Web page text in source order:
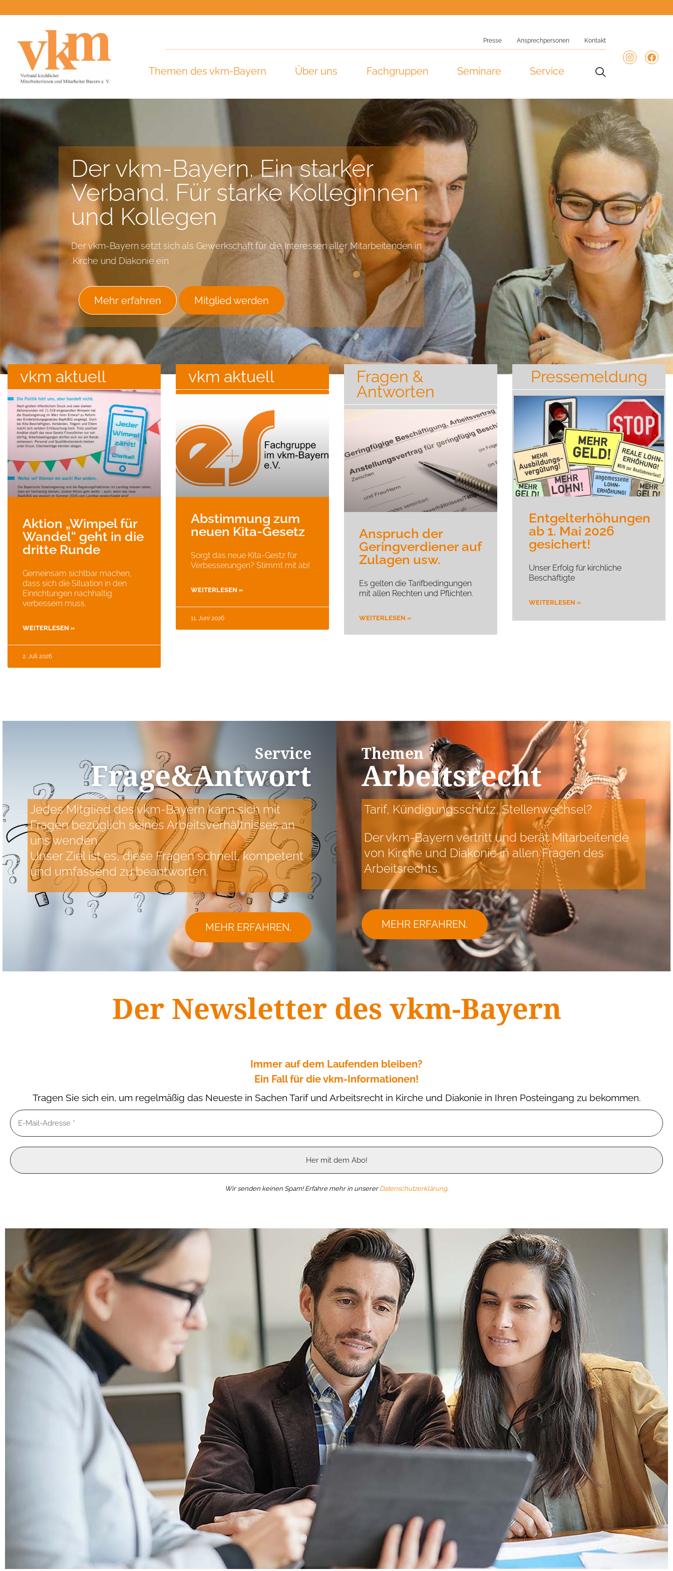
Presse Ansprechpersonen Kontakt
Themen des vkm-Bayern Über uns Fachgruppen Seminare Service
Der vkm-Bayern. Ein starker
Verband. Für starke Kolleginnen
und Kollegen
Der vkm-Bayern setzt sich als Gewerkschaft für die Interessen aller Mitarbeitenden in
Kirche und Diakonie ein.
Mitglied werden
Mehr erfahren
vkm aktuell
Aktion „Wimpel für
Wandel“ geht in die
dritte Runde
Gemeinsam sichtbar machen,
dass sich die Situation in den
Einrichtungen nachhaltig
verbessern muss.
WEITERLESEN »
2. Juli 2026
vkm aktuell
Abstimmung zum
neuen Kita-Gesetz
Sorgt das neue Kita-Gestz für
Verbesserungen? Stimmt mit ab!
WEITERLESEN »
11. Juni 2026
Fragen &
Antworten
Anspruch der
Geringverdiener auf
Zulagen usw.
Es gelten die Tarifbedingungen
mit allen Rechten und Pflichten.
WEITERLESEN »
Pressemeldung
Entgelterhöhungen
ab 1. Mai 2026
gesichert!
Unser Erfolg für kirchliche
Beschäftigte
WEITERLESEN »
Service
Frage&Antwort
Jedes Mitglied des vkm-Bayern kann sich mit
Fragen bezüglich seines Arbeitsverhältnisses an
uns wenden.
Unser Ziel ist es, diese Fragen schnell, kompetent
und umfassend zu beantworten.
MEHR ERFAHREN.
Themen
Arbeitsrecht
Tarif, Kündigungsschutz, Stellenwechsel?
Der vkm-Bayern vertritt und berät Mitarbeitende
von Kirche und Diakonie in allen Fragen des
Arbeitsrechts.
MEHR ERFAHREN.
Der Newsletter des vkm-Bayern
Immer auf dem Laufenden bleiben?
Ein Fall für die vkm-Informationen!
Tragen Sie sich ein, um regelmäßig das Neueste in Sachen Tarif und Arbeitsrecht in Kirche und Diakonie in Ihren Posteingang zu bekommen.
Wir senden keinen Spam! Erfahre mehr in unserer Datenschutzerklärung.